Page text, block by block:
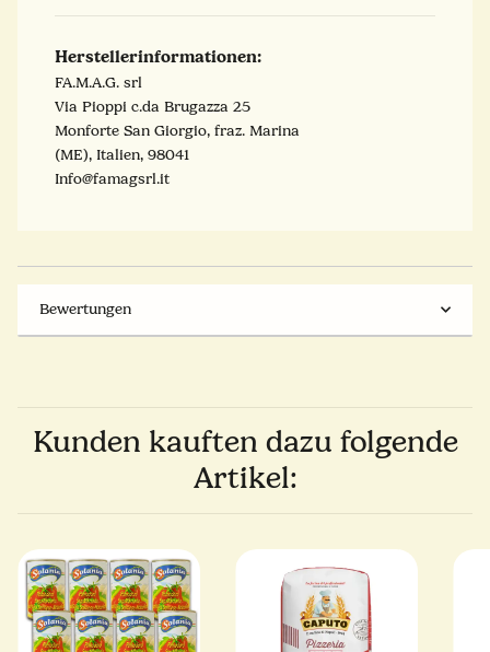
Herstellerinformationen:
FA.M.A.G. srl
Via Pioppi c.da Brugazza 25
Monforte San Giorgio, fraz. Marina
(ME), Italien, 98041
Info@famagsrl.it
Bewertungen
Kunden kauften dazu folgende
Artikel: